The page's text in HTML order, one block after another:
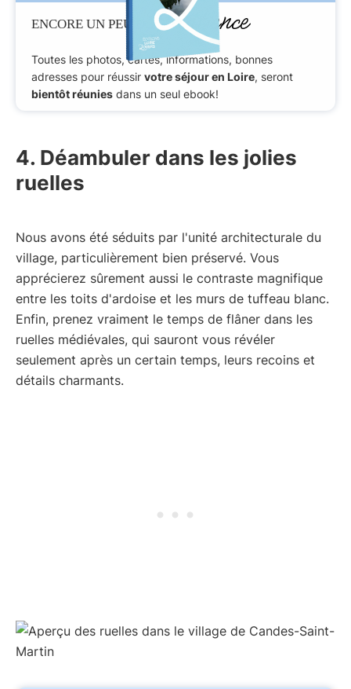
ENCORE UN PEU DEPatience
Toutes les photos, cartes, informations, bonnes
adresses pour réussir votre séjour en Loire, seront
bientôt réunies dans un seul ebook!
4. Déambuler dans les jolies
ruelles
Nous avons été séduits par l'unité architecturale du
village, particulièrement bien préservé. Vous
apprécierez sûrement aussi le contraste magnifique
entre les toits d'ardoise et les murs de tuffeau blanc.
Enfin, prenez vraiment le temps de flâner dans les
ruelles médiévales, qui sauront vous révéler
seulement après un certain temps, leurs recoins et
détails charmants.